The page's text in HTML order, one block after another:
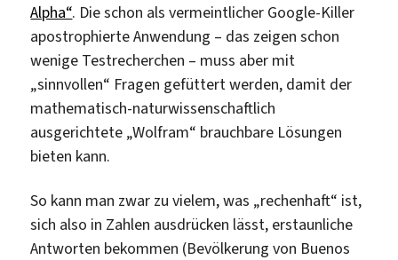
Alpha“. Die schon als vermeintlicher Google-Killer
apostrophierte Anwendung – das zeigen schon
wenige Testrecherchen – muss aber mit
„sinnvollen“ Fragen gefüttert werden, damit der
mathematisch-naturwissenschaftlich
ausgerichtete „Wolfram“ brauchbare Lösungen
bieten kann.
So kann man zwar zu vielem, was „rechenhaft“ ist,
sich also in Zahlen ausdrücken lässt, erstaunliche
Antworten bekommen (Bevölkerung von Buenos